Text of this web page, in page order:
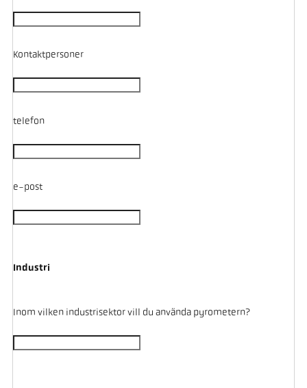
Kontaktpersoner
telefon
e-post
Industri
Inom vilken industrisektor vill du använda pyrometern?